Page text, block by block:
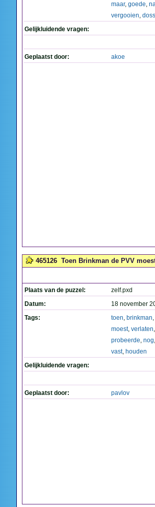
maar, goede,
vergooien,
Gelijkluidende vragen:
Geplaatst door: akoe
465126 Toen Brinkman de PVV
Plaats van de puzzel:
zelf.pxd
Datum:
18 november
Tags:
toen, brinkman,
moest, verlaten,
probeerde, nog
vast, houden
Gelijkluidende vragen:
Geplaatst door: pavlov